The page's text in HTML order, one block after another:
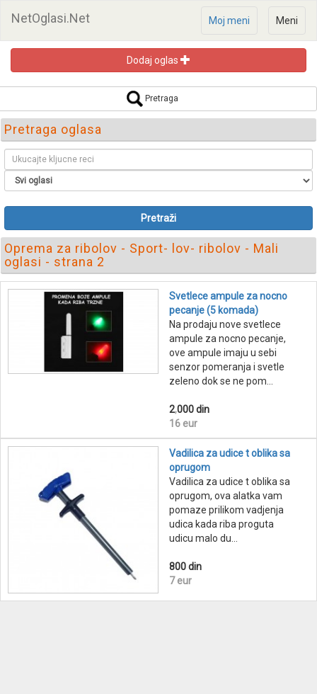
NetOglasi.Net Meni
Moj meni
Dodaj oglas
Pretraga
Pretraga oglasa
Pretraži
Oprema za ribolov - Sport- lov- ribolov - Mali
oglasi - strana 2
Svetlece ampule za nocno
pecanje (5 komada)
Na prodaju nove svetlece
ampule za nocno pecanje,
ove ampule imaju u sebi
senzor pomeranja i svetle
zeleno dok se ne pom...
2,000 din
16 eur
Vadilica za udice t oblika sa
oprugom
Vadilica za udice t oblika sa
oprugom, ova alatka vam
pomaze prilikom vadjenja
udica kada riba proguta
udicu malo du...
800 din
7 eur